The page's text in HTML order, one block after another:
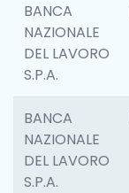
BANCA
NAZIONALE
DEL LAVORO
S.P.A.
BANCA
NAZIONALE
DEL LAVORO
S.P.A.